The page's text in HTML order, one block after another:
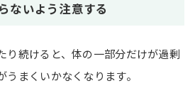
ないよう注意する
り続けると、体の一部分だけが過剰
まくいかなくなります。